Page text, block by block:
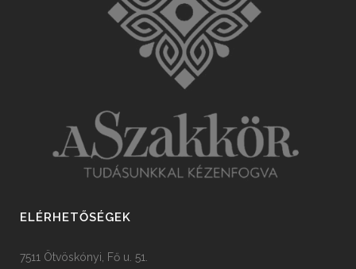
ELÉRHETŐSÉGEK
7511 Ötvöskónyi, Fő u. 51.